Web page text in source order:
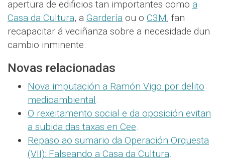
apertura de edificios tan importantes como a
Casa da Cultura, a Gardería ou o C3M, fan
recapacitar á veciñanza sobre a necesidade dun
cambio inminente.
Novas relacionadas
Nova imputación a Ramón Vigo por delito
medioambiental.
O rexeitamento social e da oposición evitan
a subida das taxas en Cee.
Repaso ao sumario da Operación Orquesta
(VII): Falseando a Casa da Cultura.